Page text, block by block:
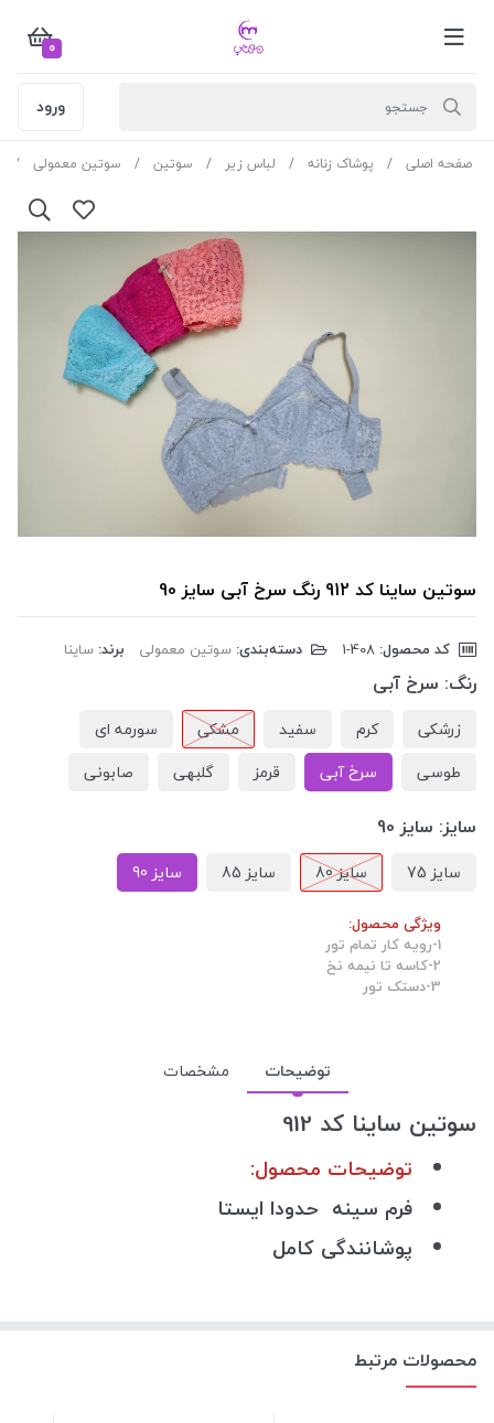
0
ورود
صفحه اصلی پوشاک زنانه لباس زیر سوتین سوتین معمولی
سوتین ساینا کد 912 رنگ سرخ آبی سایز 90
کد محصول: دسته‌بندی: سوتین معمولی برند: ساینا
رنگ: سرخ آبی
زرشکی کرم سفید مشکی
سورمه ای
طوسی
سرخ آبی قرمز گلبهی صابونی
سایز: سایز 90
سایز 75 سایز 80 سایز 85 سایز 90
ویژگی محصول:
1-رویه کار تمام تور
2-کاسه تا نیمه نخ
3-دستک تور
توضیحات مشخصات
سوتین ساینا کد 912
توضیحات محصول:
فرم سینه حدودا ایستا
پوشانندگی کامل
محصولات مرتبط